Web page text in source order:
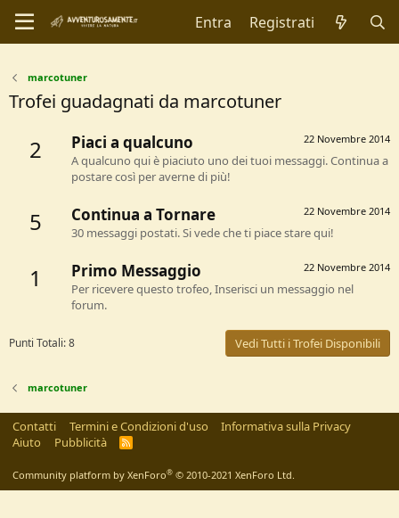
Entra Registrati
marcotuner
Trofei guadagnati da marcotuner
2 22 Novembre 2014
Piaci a qualcuno
A qualcuno qui è piaciuto uno dei tuoi messaggi. Continua a
postare così per averne di più!
5 22 Novembre 2014
Continua a Tornare
30 messaggi postati. Si vede che ti piace stare qui!
1 22 Novembre 2014
Primo Messaggio
Per ricevere questo trofeo, Inserisci un messaggio nel
forum.
Punti Totali: 8 Vedi Tutti i Trofei Disponibili
marcotuner
Contatti Termini e Condizioni d'uso
Informativa sulla Privacy
Aiuto
Pubblicità
R
Community platform by XenForo® © 2010-2021 XenForo Ltd.